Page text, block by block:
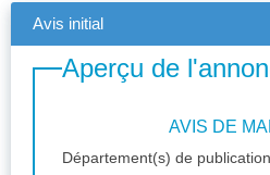
Avis initial
Aperçu de
AVIS DE
Département(s) de